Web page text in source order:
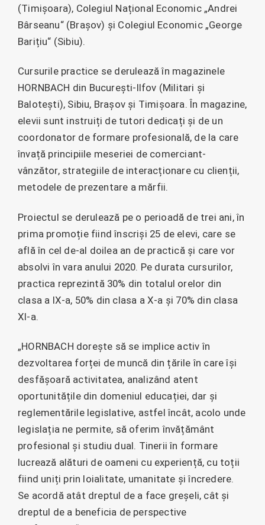
(Timișoara), Colegiul Național Economic „Andrei
Bârseanu“ (Brașov) și Colegiul Economic „George
Barițiu“ (Sibiu).
Cursurile practice se derulează în magazinele
HORNBACH din București-Ilfov (Militari și
Balotești), Sibiu, Brașov și Timișoara. În magazine,
elevii sunt instruiți de tutori dedicați și de un
coordonator de formare profesională, de la care
învață principiile meseriei de comerciant-
vânzător, strategiile de interacționare cu clienții,
metodele de prezentare a mărfii.
Proiectul se derulează pe o perioadă de trei ani, în
prima promoție fiind înscriși 25 de elevi, care se
află în cel de-al doilea an de practică și care vor
absolvi în vara anului 2020. Pe durata cursurilor,
practica reprezintă 30% din totalul orelor din
clasa a IX-a, 50% din clasa a X-a și 70% din clasa
XI-a.
„HORNBACH dorește să se implice activ în
dezvoltarea forței de muncă din țările în care își
desfășoară activitatea, analizând atent
oportunitățile din domeniul educației, dar și
reglementările legislative, astfel încât, acolo unde
legislația ne permite, să oferim învățământ
profesional și studiu dual. Tinerii în formare
lucrează alături de oameni cu experiență, cu toții
fiind uniți prin loialitate, umanitate și încredere.
Se acordă atât dreptul de a face greșeli, cât și
dreptul de a beneficia de perspective